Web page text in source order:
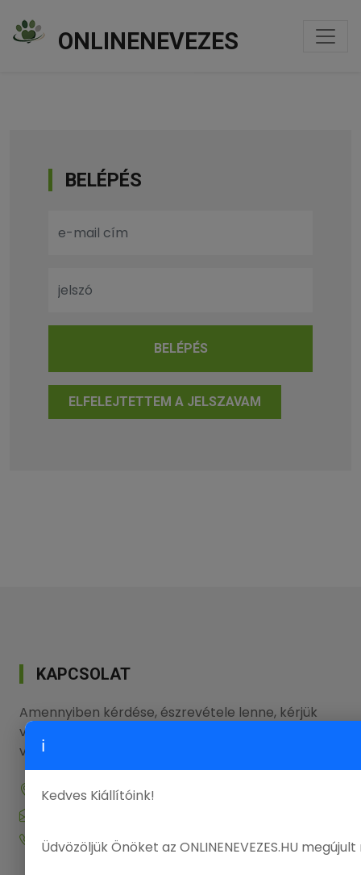
ONLINENEVEZES
BELÉPÉS
BELÉPÉS
ELFELEJTETTEM A JELSZAVAM
KAPCSOLAT
Amennyiben kérdése, észrevétele lenne, kérjük
vegye fel a kapcsolatot elérhetőségeink
valamelyikén.
9143 Enese, Dózsa György utca 29.
+36 20 573 5726
ℹ
Kedves Kiállítóink!
Üdvözöljük Önöket az ONLINENEVEZES.HU